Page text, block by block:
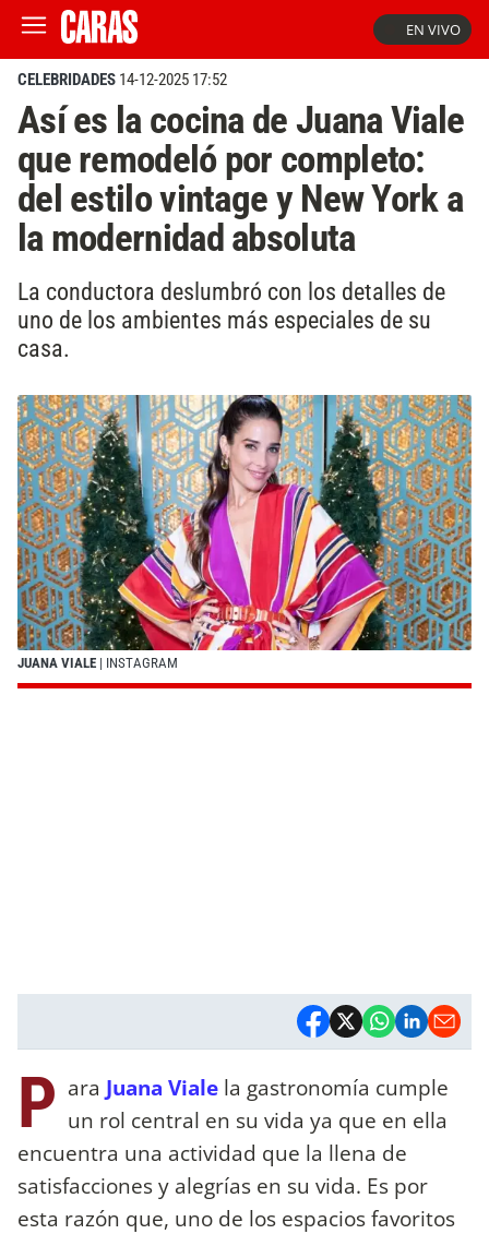
EN VIVO
CELEBRIDADES 14-12-2025 17:52
Así es la cocina de Juana Viale
que remodeló por completo:
del estilo vintage y New York a
la modernidad absoluta
La conductora deslumbró con los detalles de
uno de los ambientes más especiales de su
casa.
JUANA VIALE | INSTAGRAM
P ara Juana Viale la gastronomía cumple
un rol central en su vida ya que en ella
encuentra una actividad que la llena de
satisfacciones y alegrías en su vida. Es por
esta razón que, uno de los espacios favoritos